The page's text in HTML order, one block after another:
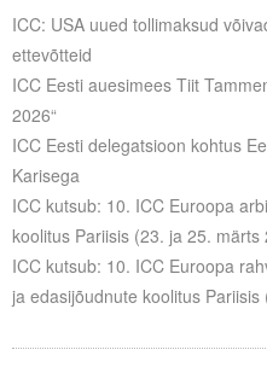
ICC: USA uued tollimaksud
ettevõtteid
ICC Eesti auesimees Tiit
2026“
ICC Eesti delegatsioon kohtus
Karisega
ICC kutsub: 10. ICC Euroopa
koolitus Pariisis (23. ja 25. märts
ICC kutsub: 10. ICC Euroopa
ja edasijõudnute koolitus